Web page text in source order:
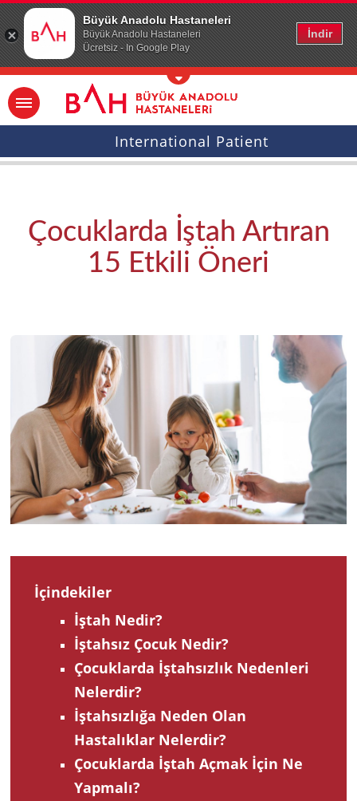
Büyük Anadolu Hastaneleri
Büyük Anadolu Hastaneleri
Ücretsiz - In Google Play
İndir
Ana icerige atla
International Patient
Çocuklarda İştah Artıran
15 Etkili Öneri
İçindekiler
İştah Nedir?
İştahsız Çocuk Nedir?
Çocuklarda İştahsızlık Nedenleri
Nelerdir?
İştahsızlığa Neden Olan
Hastalıklar Nelerdir?
Çocuklarda İştah Açmak İçin Ne
Yapmalı?